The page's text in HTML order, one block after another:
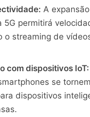
A
5G permitirá
o streaming de
com dispositivos IoT:
se
dispositivos